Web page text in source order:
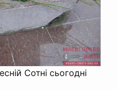
Сотні сьогодні